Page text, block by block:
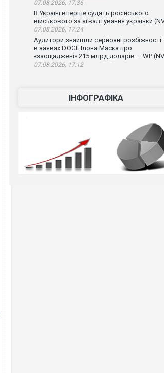
07.08.2026, 17:36
В Україні вперше судять російського
військового за зґвалтування українки
07.08.2026, 17:24
Аудитори знайшли серйозні розбіжності
в заявах DOGE Ілона Маска про
«заощаджені» 215 млрд доларів — WP
07.08.2026, 17:12
ІНФОГРАФІКА